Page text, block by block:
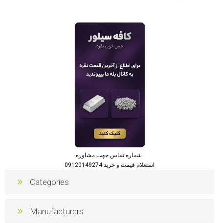
استعلام قیمت و خرید 09120149274
Categories
Manufacturers